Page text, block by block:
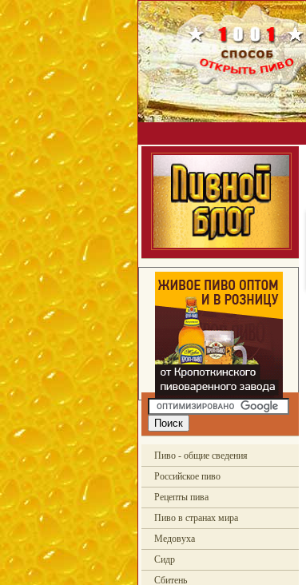
Пиво - общие сведения
Российское пиво
Рецепты пива
Пиво в странах мира
Медовуха
Сидр
Сбитень